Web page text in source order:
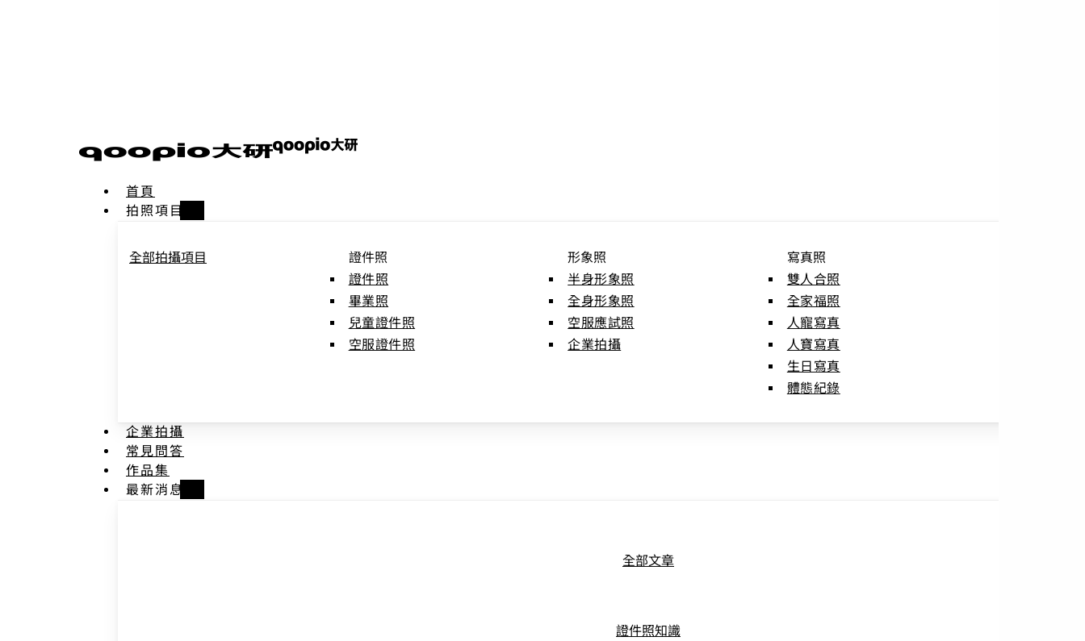
首頁
拍照項目
全部拍攝項目
證件照
證件照
畢業照
兒童證件照
空服證件照
形象照
半身形象照
全身形象照
空服應試照
企業拍攝
寫真照
雙人合照
全家福照
人寵寫真
人寶寫真
生日寫真
體態紀錄
企業拍攝
常見問答
作品集
最新消息
全部文章
證件照知識